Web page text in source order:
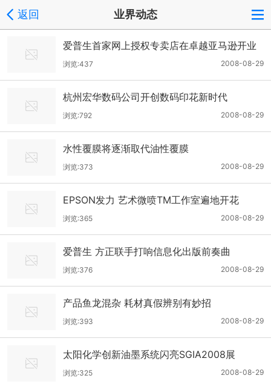
返回 业界动态
爱普生首家网上授权专卖店在卓越亚马逊开业
2008-08-29
浏览:437
杭州宏华数码公司开创数码印花新时代
2008-08-29
浏览:792
水性覆膜将逐渐取代油性覆膜
2008-08-29
浏览:373
EPSON发力 艺术微喷TM工作室遍地开花
2008-08-29
浏览:365
爱普生 方正联手打响信息化出版前奏曲
2008-08-29
浏览:376
产品鱼龙混杂 耗材真假辨别有妙招
2008-08-29
浏览:393
太阳化学创新油墨系统闪亮SGIA2008展
2008-08-29
浏览:325